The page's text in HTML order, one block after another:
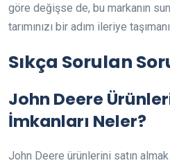
göre değişse de, bu markanın
tarımınızı bir adım ileriye
Sıkça Sorulan
John Deere
İmkanları Neler?
John Deere ürünlerini satın